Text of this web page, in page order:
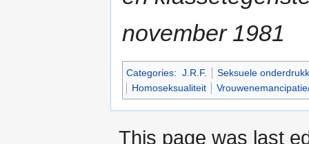
november 1981
Categories: J.R.F.
Seksuele
Homoseksualiteit
This page was last